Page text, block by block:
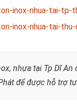
inox-nhua-tai-tp-
inox-nhua-tai-
nhựa tại Tp Dĩ
để được hỗ trợ